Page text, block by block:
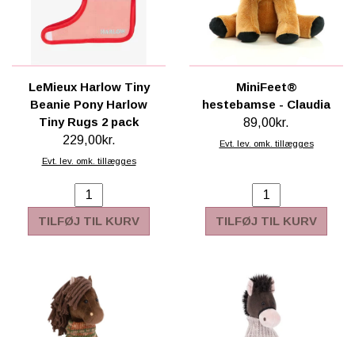
LeMieux Harlow Tiny
Beanie Pony Harlow
Tiny Rugs 2 pack
229,00kr.
Evt. lev. omk. tillægges
TILFØJ TIL KURV
MiniFeet®
hestebamse - Claudia
89,00kr.
Evt. lev. omk. tillægges
TILFØJ TIL KURV